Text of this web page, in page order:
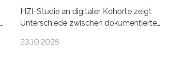
HZI-Studie an digitaler Kohorte zeigt
Unterschiede zwischen dokumentierter
Die Poliomyelitis, auch bekannt als
23.10.2025